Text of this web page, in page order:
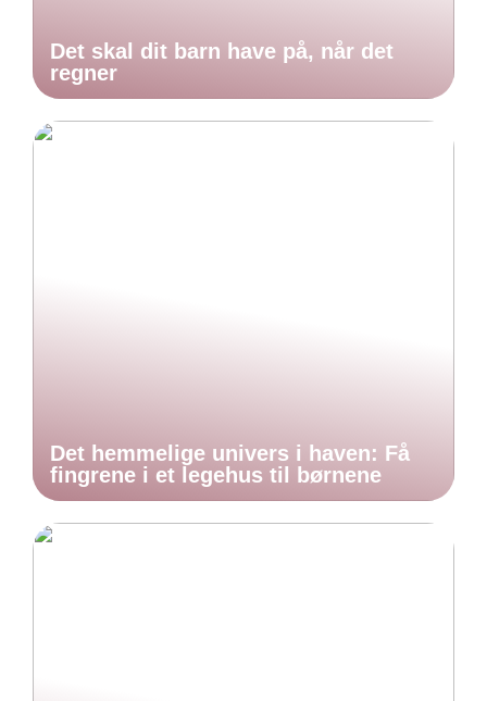
Det skal dit barn have på, når det
regner
Det hemmelige univers i haven: Få
fingrene i et legehus til børnene